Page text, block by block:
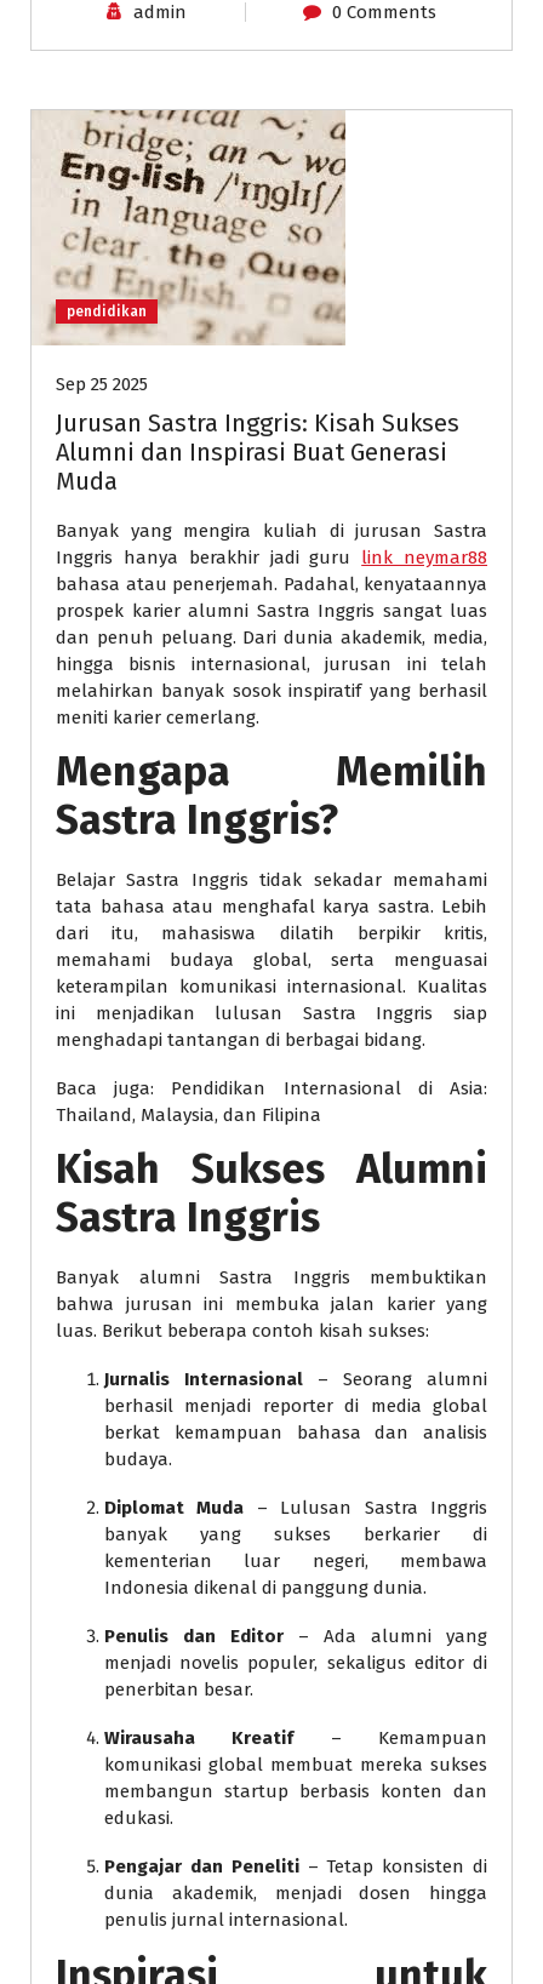
admin 0 Comments
pendidikan
Sep 25 2025
Jurusan Sastra Inggris: Kisah Sukses
Alumni dan Inspirasi Buat Generasi
Muda
Banyak yang mengira kuliah di jurusan Sastra
Inggris hanya berakhir jadi guru link neymar88
bahasa atau penerjemah. Padahal, kenyataannya
prospek karier alumni Sastra Inggris sangat luas
dan penuh peluang. Dari dunia akademik, media,
hingga bisnis internasional, jurusan ini telah
melahirkan banyak sosok inspiratif yang berhasil
meniti karier cemerlang.
Mengapa Memilih
Sastra Inggris?
Belajar Sastra Inggris tidak sekadar memahami
tata bahasa atau menghafal karya sastra. Lebih
dari itu, mahasiswa dilatih berpikir kritis,
memahami budaya global, serta menguasai
keterampilan komunikasi internasional. Kualitas
ini menjadikan lulusan Sastra Inggris siap
menghadapi tantangan di berbagai bidang.
Baca juga: Pendidikan Internasional di Asia:
Thailand, Malaysia, dan Filipina
Kisah Sukses Alumni
Sastra Inggris
Banyak alumni Sastra Inggris membuktikan
bahwa jurusan ini membuka jalan karier yang
luas. Berikut beberapa contoh kisah sukses:
Jurnalis Internasional – Seorang alumni
berhasil menjadi reporter di media global
berkat kemampuan bahasa dan analisis
budaya.
Diplomat Muda – Lulusan Sastra Inggris
banyak yang sukses berkarier di
kementerian luar negeri, membawa
Indonesia dikenal di panggung dunia.
Penulis dan Editor – Ada alumni yang
menjadi novelis populer, sekaligus editor di
penerbitan besar.
Wirausaha Kreatif– Kemampuan
komunikasi global membuat mereka sukses
membangun startup berbasis konten dan
edukasi.
Pengajar dan Peneliti– Tetap konsisten di
dunia akademik, menjadi dosen hingga
penulis jurnal internasional.